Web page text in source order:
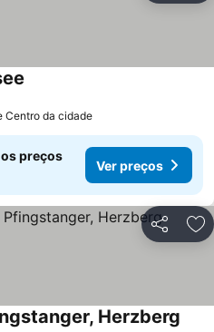
Centro da cidade
preços
Ver preços
Partilhar
Herzberg